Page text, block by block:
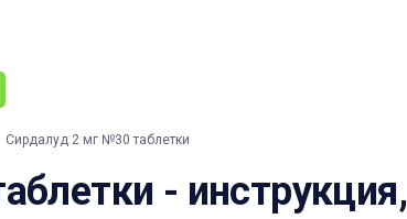
Сирдалуд 2 мг №30 таблетки
- инструкция,